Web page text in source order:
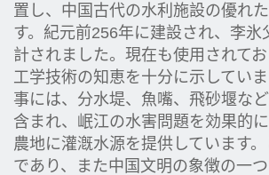
置し、中国古代の水利施設の優れ
す。紀元前256年に建設され、李氷
計されました。現在も使用されて
工学技術の知恵を十分に示してい
事には、分水堤、魚嘴、飛砂堰な
含まれ、岷江の水害問題を効果的
農地に灌漑水源を提供しています
であり、また中国文明の象徴の一つ